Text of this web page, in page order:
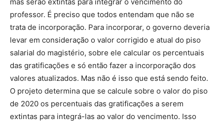
professor. É preciso que todos entendam que não se
trata de incorporação. Para incorporar, o governo deveria
levar em consideração o valor corrigido e atual do piso
salarial do magistério, sobre ele calcular os percentuais
das gratificações e só então fazer a incorporação dos
valores atualizados. Mas não é isso que está sendo feito.
O projeto determina que se calcule sobre o valor do piso
de 2020 os percentuais das gratificações a serem
extintas para integrá-las ao valor do vencimento. Isso